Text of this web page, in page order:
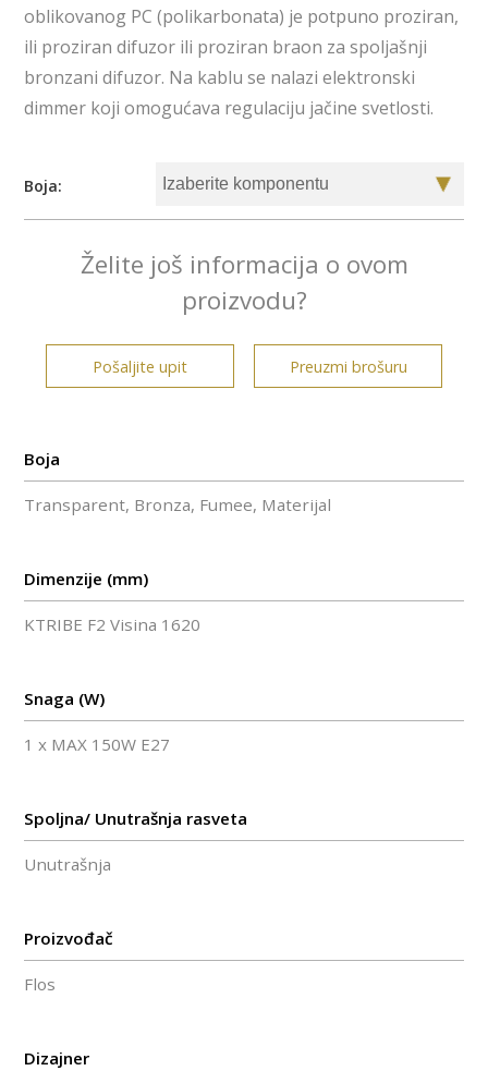
oblikovanog PC (polikarbonata) je potpuno proziran,
ili proziran difuzor ili proziran braon za spoljašnji
bronzani difuzor. Na kablu se nalazi elektronski
dimmer koji omogućava regulaciju jačine svetlosti.
Boja:
Želite još informacija o ovom
proizvodu?
Pošaljite upit Preuzmi brošuru
Boja
Transparent, Bronza, Fumee, Materijal
Dimenzije (mm)
KTRIBE F2 Visina 1620
Snaga (W)
1 x MAX 150W E27
Spoljna/ Unutrašnja rasveta
Unutrašnja
Proizvođač
Flos
Dizajner